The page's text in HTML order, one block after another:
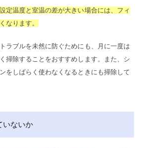
定温度と室温の差が大きい場合には、フィ
なります。
ラブルを未然に防ぐためにも、月に一度は
掃除することをおすすめします。
また、シ
をしばらく使わなくなるときにも掃除して
いないか